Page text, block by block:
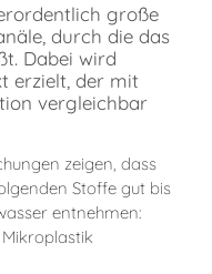
große
durch die das
Dabei wird
erzielt, der mit
vergleichbar
zeigen, dass
Stoffe gut bis
entnehmen: